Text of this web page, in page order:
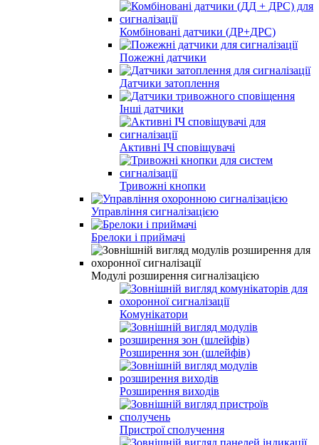
Комбіновані датчики (ДР+ДРС)
Пожежні датчики
Датчики затоплення
Інші датчики
Активні ІЧ сповіщувачі
Тривожні кнопки
Управління сигналізацією
Брелоки і приймачі
Модулі розширення сигналізацією
Комунікатори
Розширення зон (шлейфів)
Розширення виходів
Пристрої сполучення